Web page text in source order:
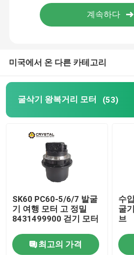
우리 에 관한 것
공장 투어
인용 을 요청 하십시오
굴삭기 왕복거리 모터
굴삭기 유압펌프
미국에서 온 다른 카테고리
굴삭기 왕복거리 모터 (53)
SK60 PC60-5/6/7 발굴
기 여행 모터 고 정밀
8431499900 걷기 모터
최고의 가격
수
굴
브